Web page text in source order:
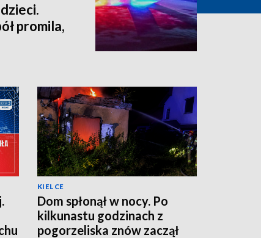
promila,
KIELCE
Dom spłonął w nocy. Po
kilkunastu godzinach z
pogorzeliska znów zaczął